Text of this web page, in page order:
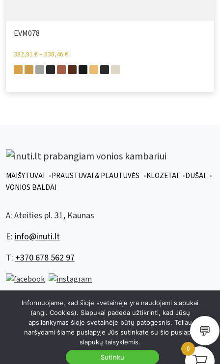
EVM078
382,91 €– 638,46 €
MAIŠYTUVAI PRAUSTUVAI & PLAUTUVĖS KLOZETAI
DUŠAI
VONIOS BALDAI
A: Ateities pl. 31, Kaunas
E: info@inuti.lt
T: +370 678 562 97
© 2026 visos teisės saugomos inuti.lt | sukurtazuzuweb.lt
Privatumo politika | Slapukų politika
0
Informuojame, kad šioje svetainėje yra naudojami slapukai
(angl. Cookies). Slapukai padeda užtikrinti, kad Jūsų
apsilankymas šioje svetainėje būtų patogesnis. Toliau
naršydami šiame puslapyje Jūs sutinkate su šio puslapio
slapukų taisyklėmis.
Sutinku
💬